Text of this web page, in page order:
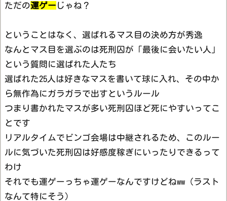
ただの運ゲー じゃね？
ということはなく、選ばれるマス目の決め方が秀逸
なんとマス目を選ぶのは死刑囚が「最後に会いたい人」
という質問に選ばれた人たち
選ばれた25人は好きなマスを書いて球に入れ、その中か
ら無作為にガラガラで出すというルール
つまり書かれたマスが多い死刑囚ほど死にやすいってこ
とです
リアルタイムでビンゴ会場は中継されるため、このルー
ルに気づいた死刑囚は好感度稼ぎにいったりできるって
わけ
それでも運ゲーっちゃ運ゲーなんですけどねww（ラスト
なんて特にそう）